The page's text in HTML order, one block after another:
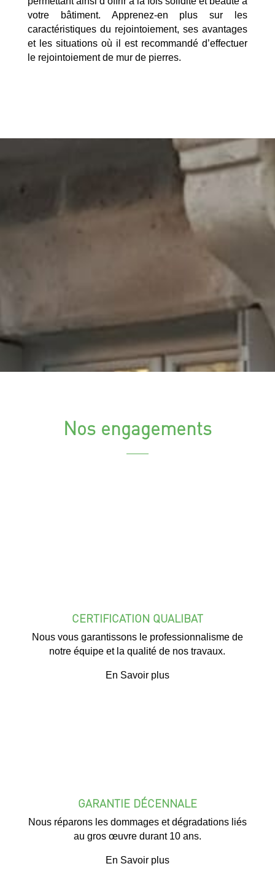
votre bâtiment. Apprenez-en plus sur les
caractéristiques du rejointoiement, ses avantages
et les situations où il est recommandé d’effectuer
le rejointoiement de mur de pierres.
Nos engagements
CERTIFICATION QUALIBAT
Nous vous garantissons le professionnalisme de
notre équipe et la qualité de nos travaux.
En Savoir plus
GARANTIE DÉCENNALE
Nous réparons les dommages et dégradations liés
au gros œuvre durant 10 ans.
En Savoir plus